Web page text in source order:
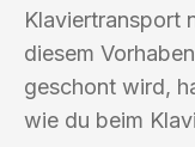
Klaviertransport
diesem
geschont wird,
wie du beim